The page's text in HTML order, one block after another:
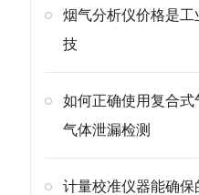
烟气分析仪价格是
技
如何正确使用复合
气体泄漏检测
计量校准仪器能确保